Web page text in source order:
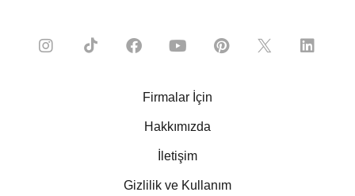
Firmalar İçin
Hakkımızda
İletişim
Gizlilik ve Kullanım